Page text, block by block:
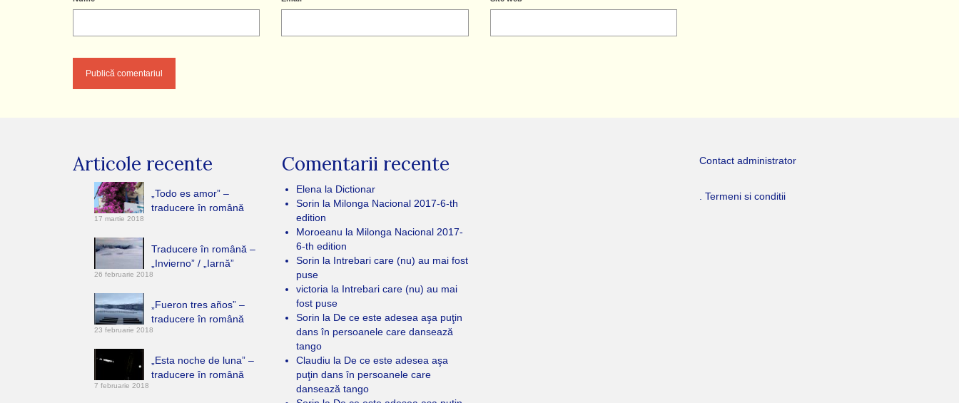
Articole recente
„Todo es amor” –
traducere în română
17 martie 2018
Traducere în română –
„Invierno” / „Iarnă”
26 februarie 2018
„Fueron tres años” –
traducere în română
23 februarie 2018
„Esta noche de luna” –
traducere în română
7 februarie 2018
Comentarii recente
Elenala Dictionar
Sorin la Milonga Nacional 2017-6-th
edition
Moroeanu la Milonga Nacional 2017-
6-th edition
Sorin la Intrebari care (nu) au mai fost
puse
victoriala Intrebari care (nu) au mai
fost puse
Sorin la De ce este adesea aşa puţin
dans în persoanele care dansează
tango
Claudiu la De ce este adesea aşa
puţin dans în persoanele care
dansează tango
Contact administrator
. Termeni si conditii